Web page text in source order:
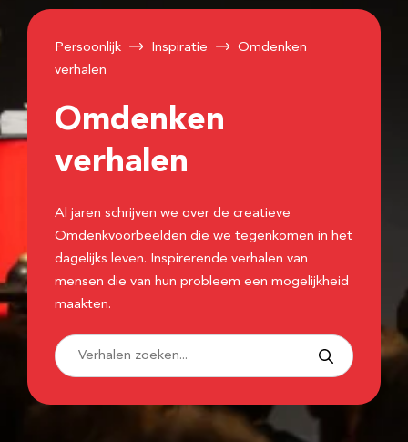
Persoonlijk Inspiratie
Omdenken
verhalen
Omdenken
verhalen
Al jaren schrijven we over de creatieve
Omdenkvoorbeelden die we tegenkomen in het
dagelijks leven. Inspirerende verhalen van
mensen die van hun probleem een mogelijkheid
maakten.